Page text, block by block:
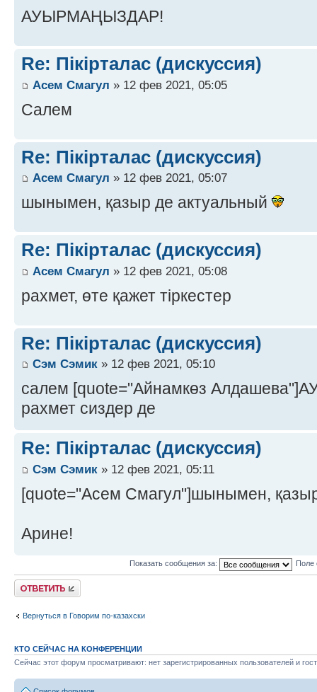
АУЫРМАҢЫЗДАР!
Re: Пікірталас (дискуссия)
Асем Смагул » 12 фев 2021, 05:05
Салем
Re: Пікірталас (дискуссия)
Асем Смагул » 12 фев 2021, 05:07
шынымен, қазыр де актуальный
Re: Пікірталас (дискуссия)
Асем Смагул » 12 фев 2021, 05:08
рахмет, өте қажет тіркестер
Re: Пікірталас (дискуссия)
Сэм Сэмик » 12 фев 2021, 05:10
салем [quote="Айнамкөз
рахмет сиздер де
Re: Пікірталас (дискуссия)
Сэм Сэмик » 12 фев 2021, 05:11
[quote="Асем Смагул"]шынымен,
Арине!
Показать сообщения за: Поле
Ответить
Вернуться в Говорим по-казахски
КТО СЕЙЧАС НА КОНФЕРЕНЦИИ
Сейчас этот форум просматривают: нет зарегистрированных пользователей и